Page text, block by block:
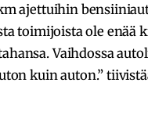
ajettuihin
toimijoista ole enää
Vaihdossa
kuin auton.”